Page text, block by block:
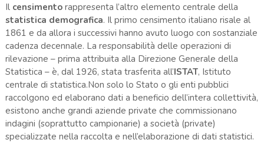
Il censimentorappresenta l’altro elemento centrale della
statistica demografica. Il primo censimento italiano risale al
1861 e da allora i successivi hanno avuto luogo con sostanziale
cadenza decennale. La responsabilità delle operazioni di
rilevazione – prima attribuita alla Direzione Generale della
Statistica – è, dal 1926, stata trasferita all’ISTAT, Istituto
centrale di statistica.Non solo lo Stato o gli enti pubblici
raccolgono ed elaborano dati a beneficio dell’intera collettività,
esistono anche grandi aziende private che commissionano
indagini (soprattutto campionarie) a società (private)
specializzate nella raccolta e nell’elaborazione di dati statistici.